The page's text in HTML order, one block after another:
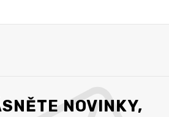
NOVINKY,